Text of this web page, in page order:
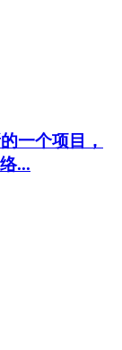
一个项目，
...